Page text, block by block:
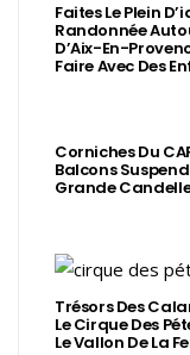
Faites Le Plein
Randonnée
D’Aix-En-
Faire Avec Des
Corniches Du
Balcons
Grande
Trésors Des
Le Cirque Des
Le Vallon De La